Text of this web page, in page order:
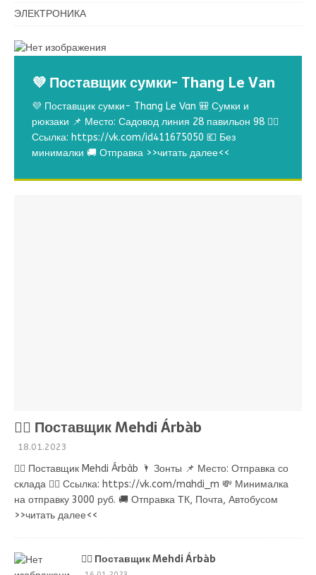
ЭЛЕКТРОНИКА
💜 Поставщик сумки- Thang Le Van
💜 Поставщик сумки- Thang Le Van 🎒 Сумки и
рюкзаки 📌 Место: Садовод линия 28 павильон 98 👉🏻
Ссылка: https://vk.com/id411675050 💶 Без
минималки 🚚 Отправка >>читать далее<<
💁‍♂ Поставщик Mehdi Árbàb
18.01.2023
💁‍♂ Поставщик Mehdi Árbàb 🌂 Зонты 📌 Место: Отправка со
склада 👉🏻 Ссылка: https://vk.com/mahdi_m 💸 Минималка
на отправку 3000 руб. 🚚 Отправка ТК, Почта, Автобусом
>>читать далее<<
💁‍♂ Поставщик Mehdi Árbàb